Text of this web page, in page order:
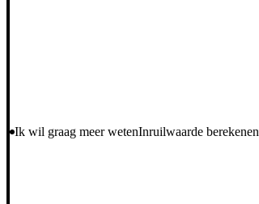
Ik wil graag meer wetenInruilwaarde berekenen